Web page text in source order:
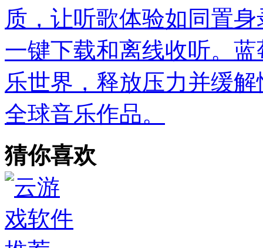
质，让听歌体验如同置
一键下载和离线收听。
乐世界，释放压力并缓
全球音乐作品。
猜你喜欢